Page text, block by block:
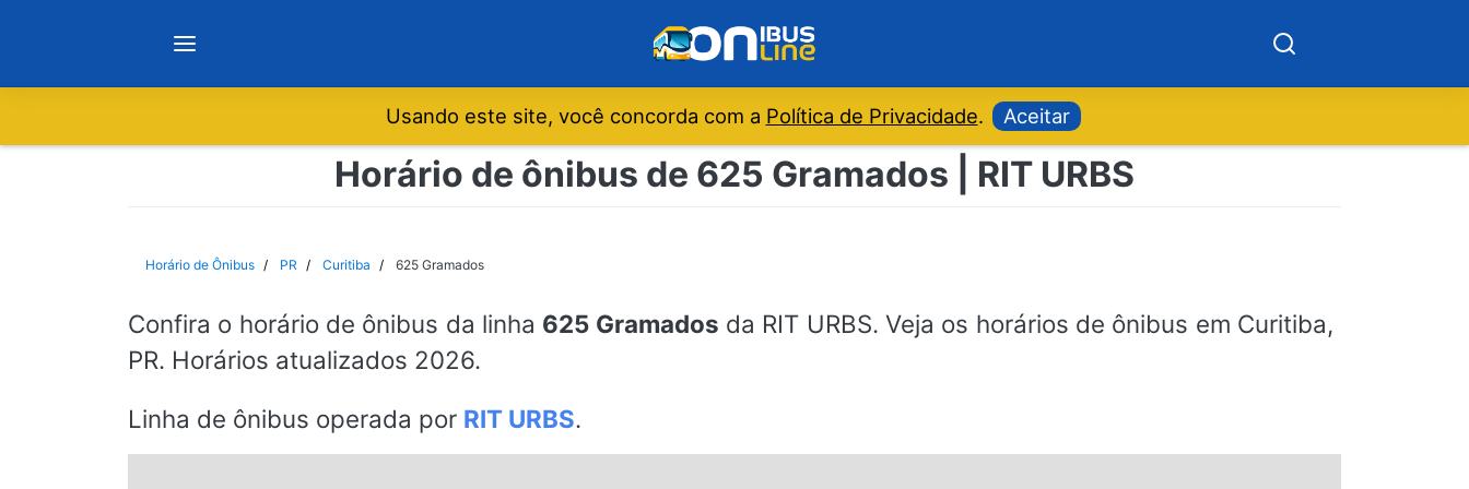
Notícias
São Paulo
Rio de Janeiro
Usando este site, você concorda com a Política de Privacidade. Aceitar
Horário de ônibus de 625 Gramados | RIT URBS
Horário de Ônibus PR Curitiba 625 Gramados
Confira o horário de ônibus da linha 625 Gramados da RIT URBS. Veja os horários de ônibus em Curitiba,
PR. Horários atualizados 2026.
Linha de ônibus operada por RIT URBS.